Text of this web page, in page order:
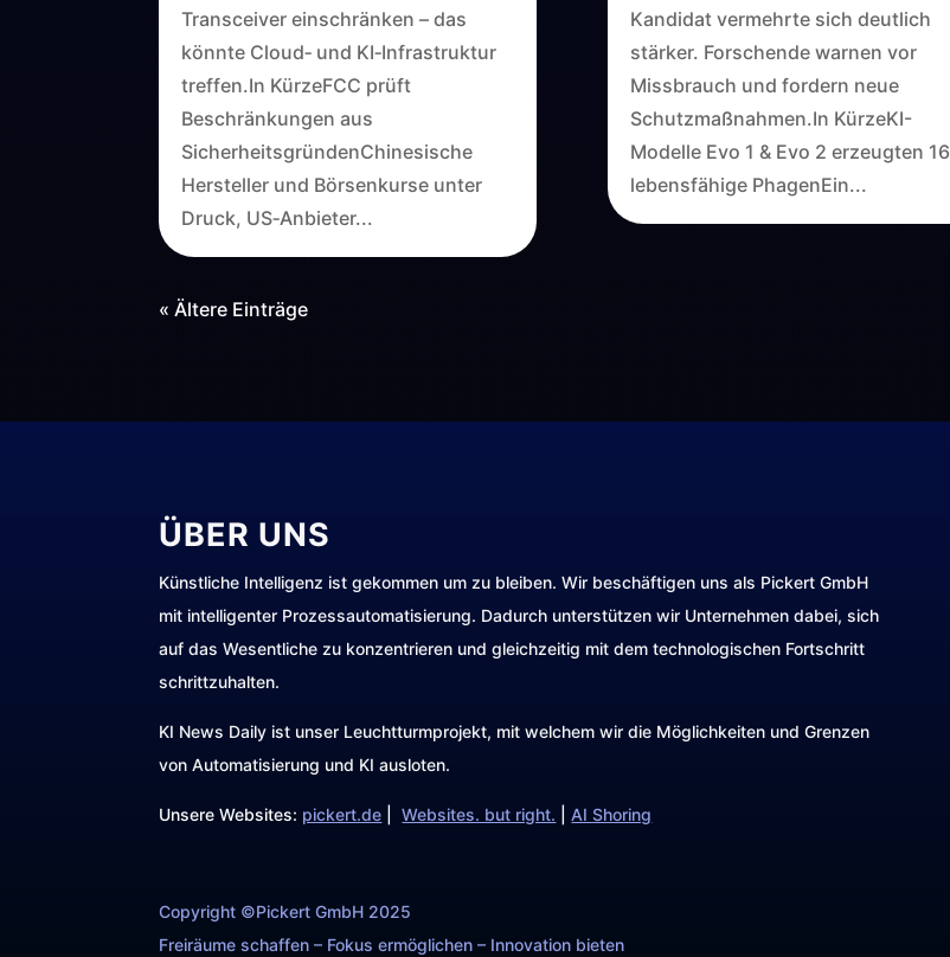
Transceiver einschränken – das
könnte Cloud‑ und KI‑Infrastruktur
treffen.In KürzeFCC prüft
Beschränkungen aus
SicherheitsgründenChinesische
Hersteller und Börsenkurse unter
Druck, US‑Anbieter...
Kandidat vermehrte sich deutlich
stärker. Forschende warnen vor
Missbrauch und fordern neue
Schutzmaßnahmen.In KürzeKI-
Modelle Evo 1 & Evo 2 erzeugten 16
lebensfähige PhagenEin...
« Ältere Einträge
ÜBER UNS
Künstliche Intelligenz ist gekommen um zu bleiben. Wir beschäftigen uns als Pickert GmbH
mit intelligenter Prozessautomatisierung. Dadurch unterstützen wir Unternehmen dabei, sich
auf das Wesentliche zu konzentrieren und gleichzeitig mit dem technologischen Fortschritt
schrittzuhalten.
KI News Daily ist unser Leuchtturmprojekt, mit welchem wir die Möglichkeiten und Grenzen
von Automatisierung und KI ausloten.
Unsere Websites: pickert.de |Websites. but right. |AI Shoring
Copyright ©Pickert GmbH 2025
Freiräume schaffen – Fokus ermöglichen – Innovation bieten